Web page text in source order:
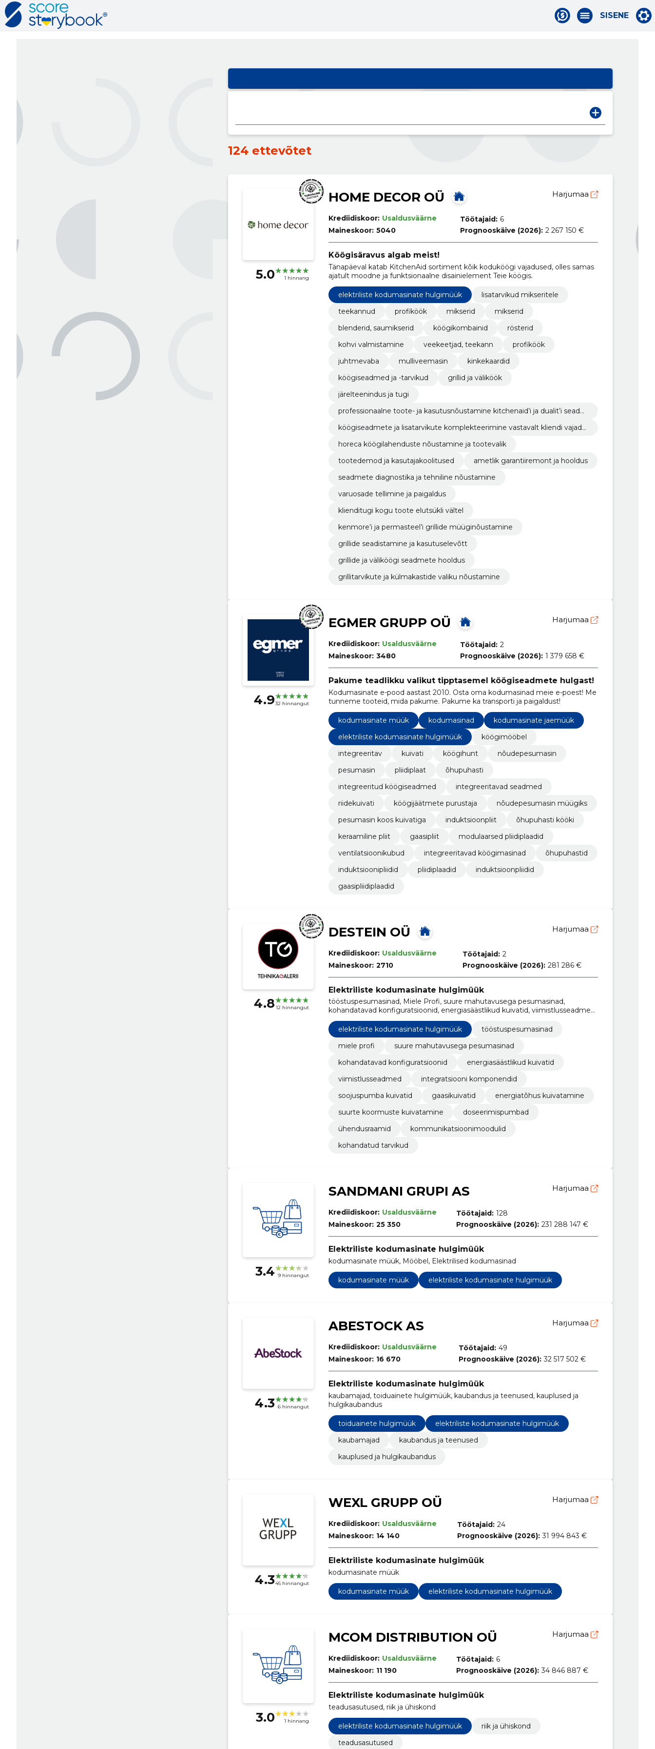
SISENE
124 ettevõtet
5.0 1 hinnang
HOME DECOR OÜ Harjumaa
Krediidiskoor: Usaldusväärne
Maineskoor: 5040
Töötajaid: 6
Prognooskäive (2026): 2 267 150 €
Köögisäravus algab meist!
Tänapäeval katab KitchenAid sortiment kõik koduköögi vajadused, olles samas
ajatult moodne ja funktsionaalne disainielement Teie köögis.
elektriliste kodumasinate hulgimüük
lisatarvikud mikseritele
teekannud
profiköök mikserid
mikserid
blenderid, saumikserid
köögikombainid
rösterid
kohvi valmistamine
veekeetjad, teekann
profiköök
juhtmevaba
mulliveemasin
kinkekaardid
köögiseadmed ja -tarvikud
grillid ja väliköök
järelteenindus ja tugi
professionaalne toote- ja kasutusnõustamine kitchenaid’i ja dualit’i seadm
köögiseadmete ja lisatarvikute komplekteerimine vastavalt kliendi vajadu
horeca köögilahenduste nõustamine ja tootevalik
tootedemod ja kasutajakoolitused
ametlik garantiiremont ja hooldus
seadmete diagnostika ja tehniline nõustamine
varuosade tellimine ja paigaldus
klienditugi kogu toote elutsükli vältel
kenmore’i ja permasteel’i grillide müüginõustamine
grillide seadistamine ja kasutuselevõtt
grillide ja väliköögi seadmete hooldus
grillitarvikute ja külmakastide valiku nõustamine
4.932 hinnangut
EGMER GRUPP OÜ Harjumaa
Krediidiskoor: Usaldusväärne
Maineskoor: 3480
Töötajaid: 2
Prognooskäive (2026): 1 379 658 €
Pakume teadlikku valikut tipptasemel köögiseadmete hulgast!
Kodumasinate e-pood aastast 2010. Osta oma kodumasinad meie e-poest! Me
tunneme tooteid, mida pakume. Pakume ka transporti ja paigaldust!
kodumasinate müük kodumasinad
kodumasinate jaemüük
elektriliste kodumasinate hulgimüük
köögimööbel
integreeritav
kuivati köögihunt
nõudepesumasin
pesumasin
pliidiplaat
õhupuhasti
integreeritud köögiseadmed
integreeritavad seadmed
riidekuivati
köögijäätmete purustaja
nõudepesumasin müügiks
pesumasin koos kuivatiga
induktsioonpliit
õhupuhasti kööki
keraamiline pliit
gaasipliit
modulaarsed pliidiplaadid
ventilatsioonikubud
integreeritavad köögimasinad
õhupuhastid
induktsioonipliidid
pliidiplaadid
induktsioonpliidid
gaasipliidiplaadid
4.8 12 hinnangut
DESTEIN OÜ Harjumaa
Krediidiskoor: Usaldusväärne
Maineskoor: 2710
Töötajaid: 2
Prognooskäive (2026): 281 286 €
Elektriliste kodumasinate hulgimüük
tööstuspesumasinad, Miele Profi, suure mahutavusega pesumasinad,
kohandatavad konfiguratsioonid, energiasäästlikud kuivatid, viimistlusseadmed,
Nõudepesumasinad, integratsiooni komponendid, soojuspumba kuivatid,
gaasikuivatid
elektriliste kodumasinate hulgimüük
tööstuspesumasinad
miele profi
suure mahutavusega pesumasinad
kohandatavad konfiguratsioonid
energiasäästlikud kuivatid
viimistlusseadmed
integratsiooni komponendid
soojuspumba kuivatid
gaasikuivatid
energiatõhus kuivatamine
suurte koormuste kuivatamine
doseerimispumbad
ühendusraamid
kommunikatsioonimoodulid
kohandatud tarvikud
3.4 9 hinnangut
SANDMANI GRUPI AS Harjumaa
Krediidiskoor: Usaldusväärne
Maineskoor: 25 350
Töötajaid: 128
Prognooskäive (2026): 231 288 147 €
Elektriliste kodumasinate hulgimüük
kodumasinate müük, Mööbel, Elektrilised kodumasinad
kodumasinate müük elektriliste kodumasinate hulgimüük
4.3 6 hinnangut
ABESTOCK AS Harjumaa
Krediidiskoor: Usaldusväärne
Maineskoor: 16 670
Töötajaid: 49
Prognooskäive (2026): 32 517 502 €
Elektriliste kodumasinate hulgimüük
kaubamajad, toiduainete hulgimüük, kaubandus ja teenused, kauplused ja
hulgikaubandus
toiduainete hulgimüük
elektriliste kodumasinate hulgimüük
kaubamajad
kaubandus ja teenused
kauplused ja hulgikaubandus
4.345 hinnangut
WEXL GRUPP OÜ Harjumaa
Krediidiskoor: Usaldusväärne
Maineskoor: 14 140
Töötajaid: 24
Prognooskäive (2026): 31 994 843 €
Elektriliste kodumasinate hulgimüük
kodumasinate müük
kodumasinate müük elektriliste kodumasinate hulgimüük
3.0 1 hinnang
MCOM DISTRIBUTION OÜ Harjumaa
Krediidiskoor: Usaldusväärne
Maineskoor: 11 190
Töötajaid: 6
Prognooskäive (2026): 34 846 887 €
Elektriliste kodumasinate hulgimüük
teadusasutused, riik ja ühiskond
elektriliste kodumasinate hulgimüük
riik ja ühiskond
teadusasutused